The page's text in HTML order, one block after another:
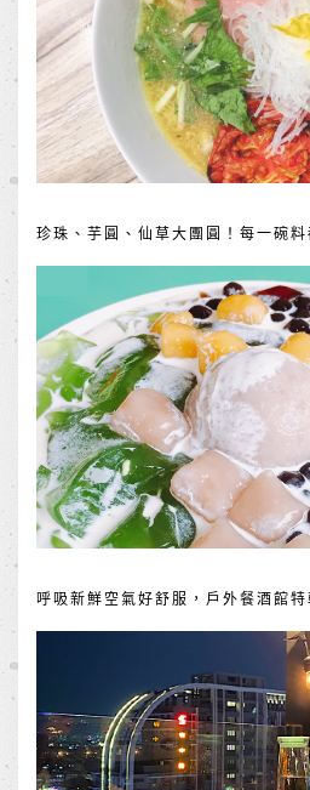
珍珠、芋圓、仙草大團圓！每一碗
呼吸新鮮空氣好舒服，戶外餐酒館特